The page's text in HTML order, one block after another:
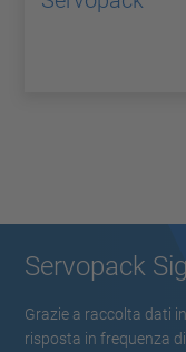
Servopack
Grazie a raccolta dati
risposta in frequenza